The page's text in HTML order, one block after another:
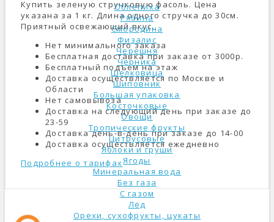
Облепиха
Рябина
Смородина
Физалис
Черешня
Черника
Шелковица
Шиповник
Большая упаковка
Косточковые
Овощи
Тропические фрукты
Цитрусовые
Яблоки и груши
Ягоды
Минеральная вода
Без газа
С газом
Лёд
Орехи, сухофрукты, цукаты
Купить зеленую стручковую фасоль. Цена
указана за 1 кг. Длина одного стручка до 30см.
Приятный освежающий вкус.
Нет минимального заказа
Бесплатная доставка при заказе от 3000р.
Бесплатный подъем на этаж
Доставка осуществляется по Москве и
Области
Нет самовывоза
Доставка на следующий день при заказе до
23-59
Доставка день-в-день при заказе до 14-00
Доставка осуществляется ежедневно
Подробнее о тарифах